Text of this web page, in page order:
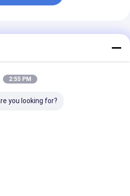
2:55 PM
you looking for?